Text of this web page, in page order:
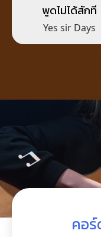
พูดไม่ได้สักที
Yes sir Days
คอ